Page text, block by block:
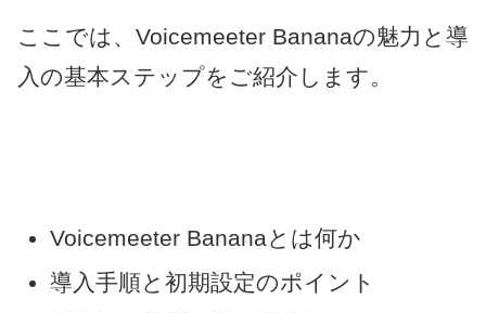
ここでは、Voicemeeter Bananaの魅力と導
入の基本ステップをご紹介します。
Voicemeeter Bananaとは何か
導入手順と初期設定のポイント